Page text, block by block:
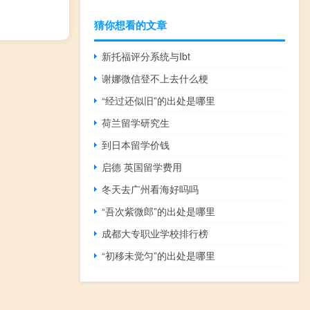
猜你想看的文章
新托福评分系统与Ibt
谢娜微信登不上去什么梗
“经过还似旧”的出处是哪里
荷兰留学研究生
到日本留学价钱
启德 英国留学费用
冬天去广州看海好吗吗
“吾次紫微郎”的出处是哪里
成都大专职业学校排行榜
“初移未觉匀”的出处是哪里